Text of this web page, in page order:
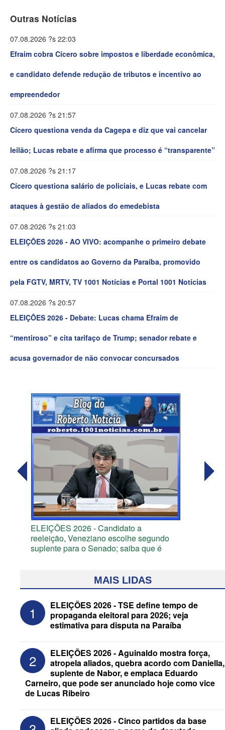
Outras Notícias
07.08.2026 ?s 22:03
Efraim cobra Cícero sobre impostos e liberdade econômica,
e candidato defende redução de tributos e incentivo ao
empreendedor
07.08.2026 ?s 21:57
Cícero questiona venda da Cagepa e diz que vai cancelar
leilão; Lucas rebate e afirma que processo é “transparente”
07.08.2026 ?s 21:17
Cícero questiona salário de policiais, e Lucas rebate com
ataques à gestão de aliados do emedebista
07.08.2026 ?s 21:03
ELEIÇÕES 2026 - AO VIVO: acompanhe o primeiro debate
entre os candidatos ao Governo da Paraíba, promovido
pela FGTV, MRTV, TV 1001 Notícias e Portal 1001 Notícias
07.08.2026 ?s 20:57
ELEIÇÕES 2026 - Debate: Lucas chama Efraim de
“mentiroso” e cita tarifaço de Trump; senador rebate e
acusa governador de não convocar concursados
ELEIÇÕES 2026 - Candidato a
reeleição, Veneziano escolhe segundo
suplente para o Senado; saiba que é
ELEIÇÕES 2026 - Após convenções,
Senado da Paraíba
MAIS LIDAS
1
ELEIÇÕES 2026 - TSE define tempo de
propaganda eleitoral para 2026; veja
estimativa para disputa na Paraíba
2
ELEIÇÕES 2026 - Aguinaldo mostra força,
atropela aliados, quebra acordo com Daniella,
suplente de Nabor, e emplaca Eduardo
Carneiro, que pode ser anunciado hoje como vice
de Lucas Ribeiro
ELEIÇÕES 2026 - Cinco partidos da base